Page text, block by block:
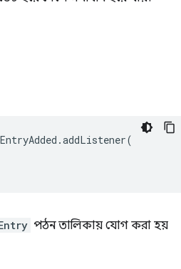
.addListener(
পঠন তালিকায় যোগ করা হয়